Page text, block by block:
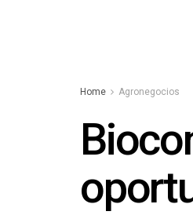
Home Agronegocios